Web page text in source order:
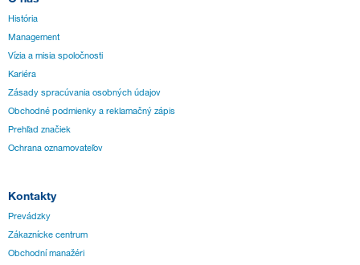
História
Management
Vízia a misia spoločnosti
Kariéra
Zásady spracúvania osobných údajov
Obchodné podmienky a reklamačný zápis
Prehľad značiek
Ochrana oznamovateľov
Kontakty
Prevádzky
Zákaznícke centrum
Obchodní manažéri